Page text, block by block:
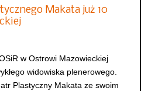
Makata już 10
w Ostrowi Mazowieckiej
widowiska plenerowego.
Plastyczny Makata ze swoim